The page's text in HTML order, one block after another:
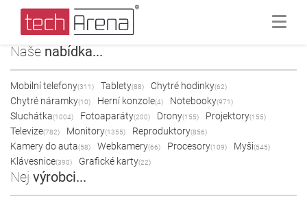
Naše nabídka...
Mobilní telefony(311) Tablety(88) Chytré hodinky(62)
Chytré náramky(10) Herní konzole(4) Notebooky(971)
Sluchátka(1004) Fotoaparáty(200) Drony(155) Projektory(155)
Televize(782) Monitory(1355) Reproduktory(856)
Kamery do auta(58) Webkamery(66) Procesory(109) Myši(545)
Klávesnice(390) Grafické karty(22)
Nej výrobci...